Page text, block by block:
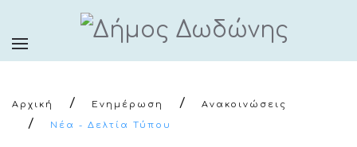
Αρχική Ενημέρωση
Ανακοινώσεις
Νέα - Δελτία Τύπου